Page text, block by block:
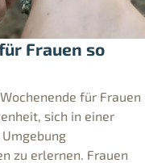
Frauen so
für Frauen
sich in einer
zu erlernen. Frauen